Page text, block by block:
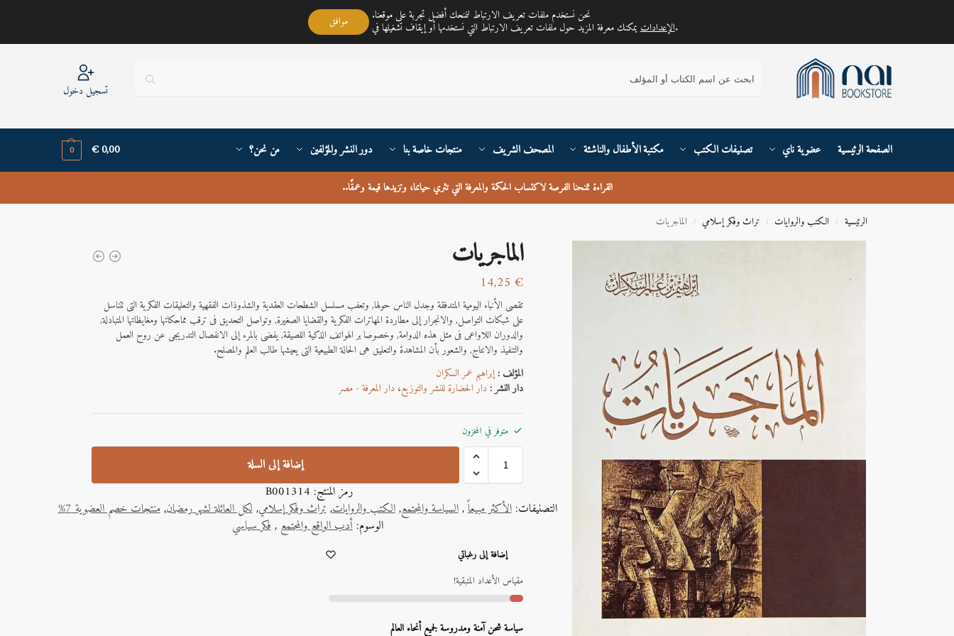
مكتبة ناي متجر لمبيع الكتب العربية تغطي خدمته جميع أنحاء القارة الأوربية والعالم
تسجيل دخول
الصفحة الرئيسية عضوية ناي تصنيفات الكتب مكتبة الأطفال والناشئة المصحف الشريف منتجات خاصة بنا دور النشر والمؤلفين من نحن؟ 0,00
€
0
القراءة تمنحنا الفرصة لاكتساب الحكمة والمعرفة التي تثري حياتنا، وتزيدها قيمة وعمقًا..
الرئيسية / الكتب والروايات / تراث وفكر إسلامي / الماجريات
الماجريات
14,25€
تقصى الأنباء اليومية المتدفقة وجدل الناس حولها, وتعفب مسلسل الشطحات العقدية والشذوذات الفقهية والتعليقات الفكرية التى تتناسل
على شبكات التواصل, والانجرار إلى مطاردة المهاترات الفكرية والقضايا الصغيرة, وتواصل التحديق فى ترقب مماحكاتها ومغايظاتها المتبادلة,
والدوران اللاواعى فى مثل هذه الدوامة, وخصوصا بر الهواتف الذكية اللصيقة, يفضى بالمرء إلى الانفصال التدريجى عن روح العمل
والتنفيذ والانتاج, والشعور بأن المشاهدة والتعليق هى الحالة الطبيعية التى يعيشها طالب العلم والمصلح.
المؤلف :إبراهيم عمر السكران
دار النشر :دار الحضارة للنشر والتوزيع، دار المعرفة - مصر
متوفر في المخزون
إضافة إلى السلة
رمز المنتج: B001314
التصنيفات:الأكثر مبيعاً,السياسة والمجتمع,الكتب والروايات,تراث وفكر إسلامي,لكل العائلة لشهر رمضان,منتجات خصم العضوية 7%
الوسوم:أدب الواقع والمجتمع ,فكر سياسي
t
e
n
إضافة إلى رغباتي
مقياس الأعداد المتبقية!
سياسة شحن آمنة ومدروسة لجميع أنحاء العالم
نحن نستخدم ملفات تعريف الارتباط لنمنحك أفضل تجربة على موقعنا.
يمكنك معرفة المزيد حول ملفات تعريف الارتباط التي نستخدمها أو إيقاف تشغيلها فيالإعدادات. موافق